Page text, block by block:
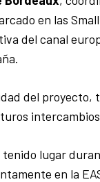
en las
del canal
del proyecto,
lugar
en la